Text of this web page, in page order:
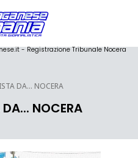
- Registrazione Tribunale Nocera
DA... NOCERA
NOCERA